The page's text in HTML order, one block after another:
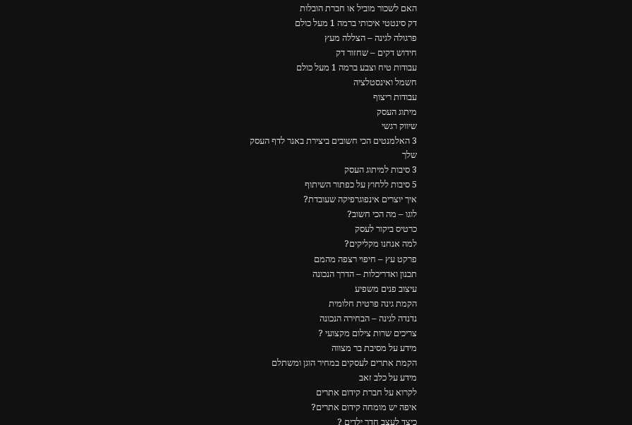
האם לשכור מוביל או חברת הובלות
דק סינטטי איכותי ברמה 1 מעל כולם
פרגולה לגינה – הצללה מעץ
חידוש דקים – שחזור דק
עבודות טיח וצבע ברמה 1 מעל כולם
חשמל ואינסטלציה
עבודות ריצוף
מיתוג העסק
שיווק רגשי
3 האלמנטים הכי חשובים ביצירת באנר לדף העסק
שלך
3 סיבות למיתוג העסק
5 סיבות ללחוץ על כפתור השיתוף
איך יוצרים אינפוגרפיקה שעובדת?
לוגו – מה הכי חשוב?
כרטיס ביקור לעסק
למה אנחנו מקליקים?
פרקט עץ – חיפוי רצפה מהמם
תכנון ואדריכלות – הדרך הנכונה
עיצוב פנים משפיע
הקמת גינה פרטית חלומית
נדנדה לגינה – הבחירה הנכונה
צריכים שרות צילום מקצועי ?
מידע על מסיבת בר מצווה
הקמת אתרים לעסקים במחיר הוגן ומשתלם
מידע על כלב זאב
לקרוא על חברת קידום אתרים
איפה יש מומחה קידום אתרים?
כיצד לעצב חדר ילדים ?